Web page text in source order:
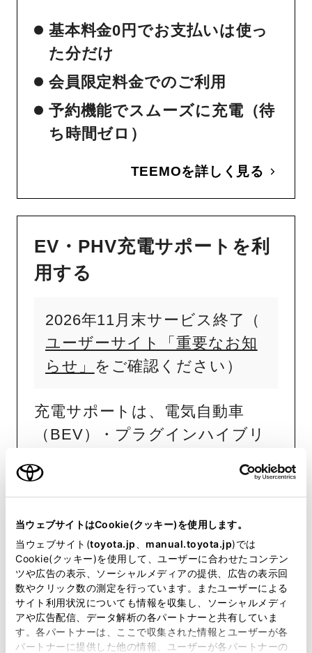
当ウェブサイトはCookie(クッキー)を使用します。
当ウェブサイト(toyota.jp manual.toyota.jp)では
Cookie(クッキー)を使用して、ユーザーに合わせたコンテン
ツや広告の表示、ソーシャルメディアの提供、広告の表示回
数やクリック数の測定を行っています。またユーザーによる
サイト利用状況についても情報を収集し、ソーシャルメディ
アや広告配信、データ解析の各パートナーと共有していま
す。各パートナーは、ここで収集された情報とユーザーが各
パートナーに提供した他の情報、ユーザーが各パートナーの
基本料金0円でお支払いは使っ
た分だけ
会員限定料金でのご利用
予約機能でスムーズに充電（待
ち時間ゼロ）
TEEMOを詳しく見る
EV・PHV充電サポートを利
用する
2026年11月末サービス終了（
ユーザーサイト「重要なお知
らせ」 をご確認ください）
充電サポートは、電気自動車
（BEV）・プラグインハイブリ
けるサービスです。
ご加入いただくと、トヨタ・レ
クサス販売店や全国の商業施設・
宿泊施設に設置の「急速充電器」
「普通充電器」※が会員価格で利
用できます。
販売店が管理運営する充電器、または株式
会社e-Mobility Power充電器